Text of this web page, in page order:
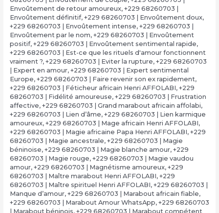
Envoûtement de retour amoureux, +229 68260703 |
Envoûtement définitif, +229 68260703 | Envoûtement doux,
+229 68260703 | Envoûtement intense, +229 68260703 |
Envoûtement par le nom, +229 68260703 | Envoûtement
positif, +229 68260703 | Envoûtement sentimental rapide,
+229 68260703 | Est-ce que les rituels d'amour fonctionnent
vraiment ?, +229 68260703 | Eviter la rupture, +229 68260703
| Expert en amour, +229 68260703 | Expert sentimental
Europe, +229 68260703 | Faire revenir son ex rapidement,
+229 68260703 | Féticheur africain Henri AFFOLABI, +229
68260703 | Fidélité amoureuse, +229 68260703 | Frustration
affective, +229 68260703 | Grand marabout africain affolabi,
+229 68260703 | Lien d’âme, +229 68260703 | Lien karmique
amoureux, +229 68260703 | Mage africain Henri AFFOLABI,
+229 68260703 | Magie africaine Papa Henri AFFOLABI, +229
68260703 | Magie ancestrale, +229 68260703 | Magie
béninoise, +229 68260703 | Magie blanche amour, +229
68260703 | Magie rouge, +229 68260703 | Magie vaudou
amour, +229 68260703 | Magnétisme amoureux, +229
68260703 | Maître marabout Henri AFFOLABI, +229
68260703 | Maître spirituel Henri AFFOLABI, +229 68260703 |
Manque d’amour, +229 68260703 | Marabout africain fiable,
+229 68260703 | Marabout Amour WhatsApp, +229 68260703
| Marabout béninois, +229 68260703 | Marabout compétent